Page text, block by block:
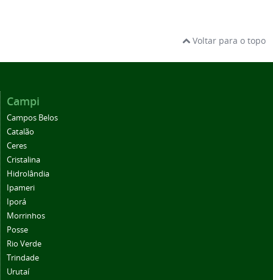
Voltar para o topo
Campi
Campos Belos
Catalão
Ceres
Cristalina
Hidrolândia
Ipameri
Iporá
Morrinhos
Posse
Rio Verde
Trindade
Urutaí